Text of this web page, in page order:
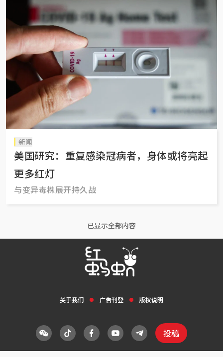
新闻
美国研究：重复感染冠病者，身体或将亮起
更多红灯
与变异毒株展开持久战
已显示全部内容
关于我们 广告刊登 版权说明
投稿